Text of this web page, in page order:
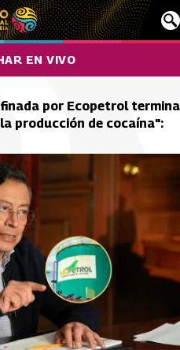
EN VIVO
por Ecopetrol termina
producción de cocaína":